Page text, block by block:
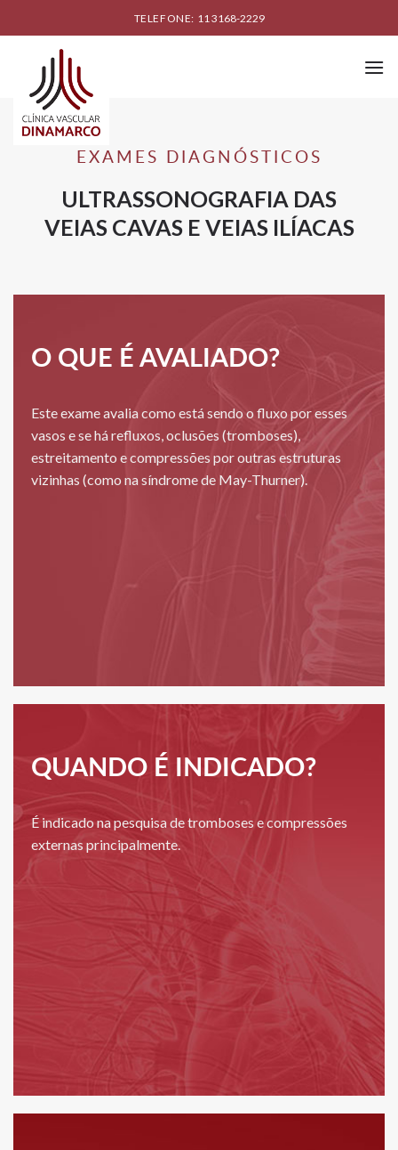
to
TELEFONE: 11 3168-2229
EXAMES DIAGNÓSTICOS
ULTRASSONOGRAFIA DAS
VEIAS CAVAS E VEIAS ILÍACAS
O QUE É AVALIADO?
Este exame avalia como está sendo o fluxo por esses
vasos e se há refluxos, oclusões (tromboses),
estreitamento e compressões por outras estruturas
vizinhas (como na síndrome de May-Thurner).
QUANDO É INDICADO?
É indicado na pesquisa de tromboses e compressões
externas principalmente.